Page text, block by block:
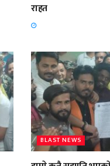
राहत
BLAST NEWS